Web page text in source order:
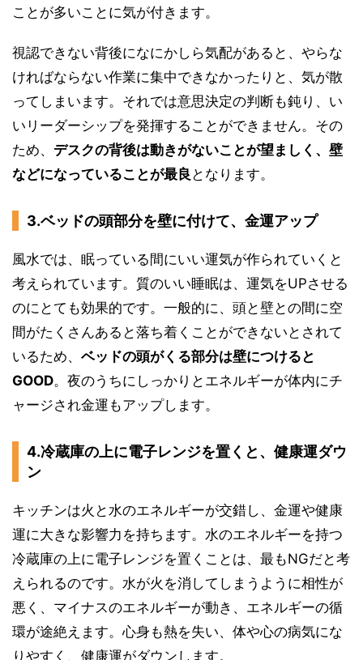
ことが多いことに気が付きます。
視認できない背後になにかしら気配があると、やらな
ければならない作業に集中できなかったりと、気が散
ってしまいます。それでは意思決定の判断も鈍り、い
いリーダーシップを発揮することができません。その
ため、 デスクの背後は動きがないことが望ましく、壁
などになっていることが最良 となります。
3.ベッドの頭部分を壁に付けて、金運アップ
風水では、眠っている間にいい運気が作られていくと
考えられています。質のいい睡眠は、運気をUPさせる
のにとても効果的です。一般的に、頭と壁との間に空
間がたくさんあると落ち着くことができないとされて
いるため、 ベッドの頭がくる部分は壁につけると
GOOD。夜のうちにしっかりとエネルギーが体内にチ
ャージされ金運もアップします。
4.冷蔵庫の上に電子レンジを置くと、健康運ダウ
ン
キッチンは火と水のエネルギーが交錯し、金運や健康
運に大きな影響力を持ちます。水のエネルギーを持つ
冷蔵庫の上に電子レンジを置くことは、最もNGだと考
えられるのです。水が火を消してしまうように相性が
悪く、マイナスのエネルギーが動き、エネルギーの循
環が途絶えます。心身も熱を失い、体や心の病気にな
りやすく、健康運がダウンします。